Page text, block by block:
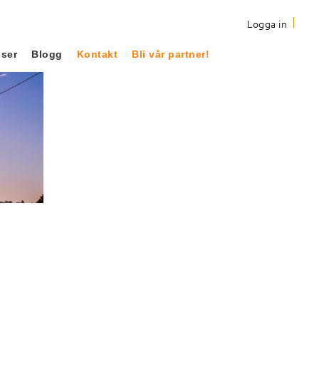
Logga in
Blogg Kontakt Bli vår partner!